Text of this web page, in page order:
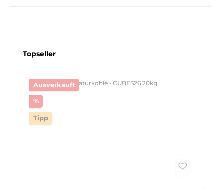
Produktgalerie überspringen
Topseller
Ausverkauft
%Rabatt
Tipp